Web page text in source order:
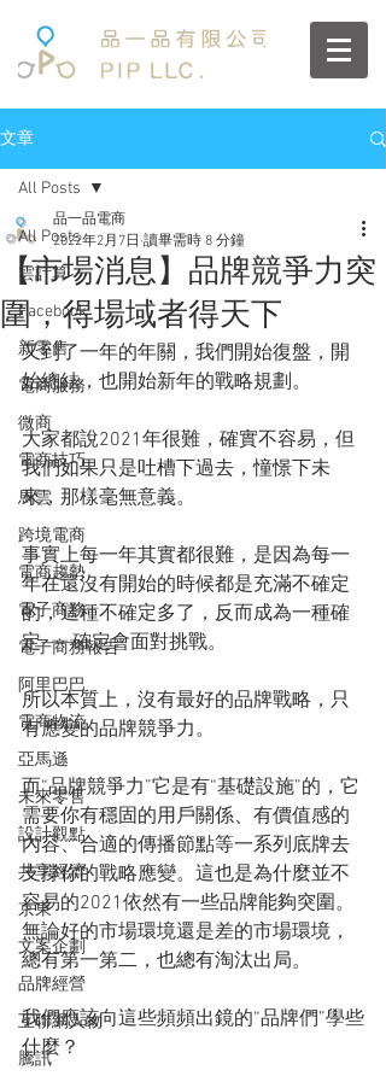
文章
All Posts
雲計算
Facebook
新零售
電商服務
微商
電商技巧
馬雲
跨境電商
電商趨勢
電子商務
電子商務報告
阿里巴巴
電商物流
亞馬遜
未來零售
設計觀點
共享經濟
京東
文案企劃
品牌經營
互聯網人物
騰訊
All Posts
【市場消息】品牌競爭力突
圍，得場域者得天下
品一品電商
2022年2月7日 讀畢需時 8 分鐘
又到了一年的年關，我們開始復盤，開
始總結，也開始新年的戰略規劃。
大家都說2021年很難，確實不容易，但
我們如果只是吐槽下過去，憧憬下未
來，那樣毫無意義。
事實上每一年其實都很難，是因為每一
年在還沒有開始的時候都是充滿不確定
的，這種不確定多了，反而成為一種確
定——確定會面對挑戰。
所以本質上，沒有最好的品牌戰略，只
有應變的品牌競爭力。
而“品牌競爭力”它是有“基礎設施”的，它
需要你有穩固的用戶關係、有價值感的
內容、合適的傳播節點等一系列底牌去
支撐你的戰略應變。這也是為什麼並不
容易的2021依然有一些品牌能夠突圍。
無論好的市場環境還是差的市場環境，
總有第一第二，也總有淘汰出局。
我們應該向這些頻頻出鏡的“品牌們”學些
什麼？